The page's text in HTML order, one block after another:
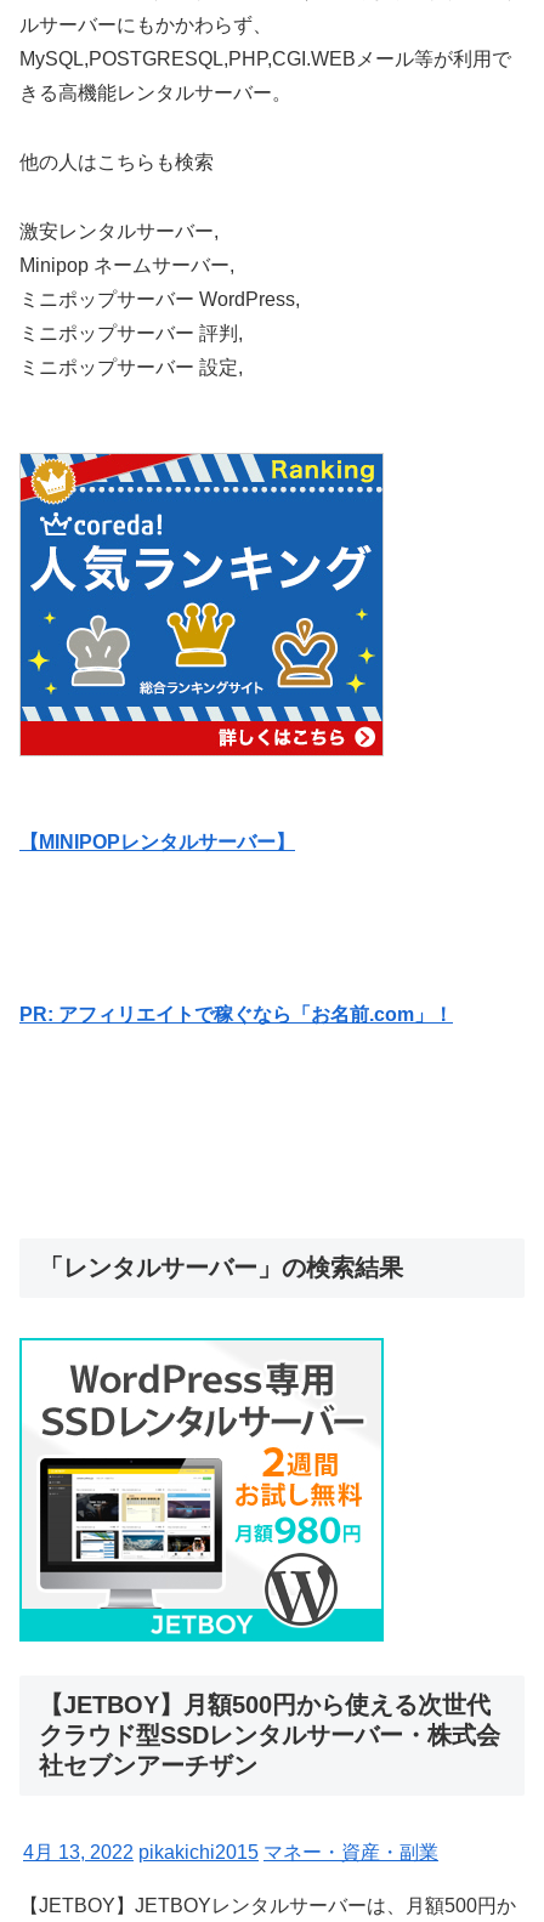
ルサーバーにもかかわらず、
MySQL,POSTGRESQL,PHP,CGI.WEBメール等が利用で
きる高機能レンタルサーバー。
他の人はこちらも検索
激安レンタルサーバー,
Minipop ネームサーバー,
ミニポップサーバー WordPress,
ミニポップサーバー 評判,
ミニポップサーバー 設定,
【MINIPOPレンタルサーバー】
PR: アフィリエイトで稼ぐなら「お名前.com」！
「レンタルサーバー」の検索結果
【JETBOY】月額500円から使える次世代
クラウド型SSDレンタルサーバー・株式会
社セブンアーチザン
4月 13, 2022 pikakichi2015 マネー・資産・副業
【JETBOY】JETBOYレンタルサーバーは、月額500円か